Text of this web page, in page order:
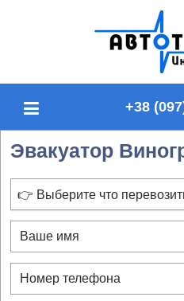
+38
Эвакуатор
👉 Выберите что